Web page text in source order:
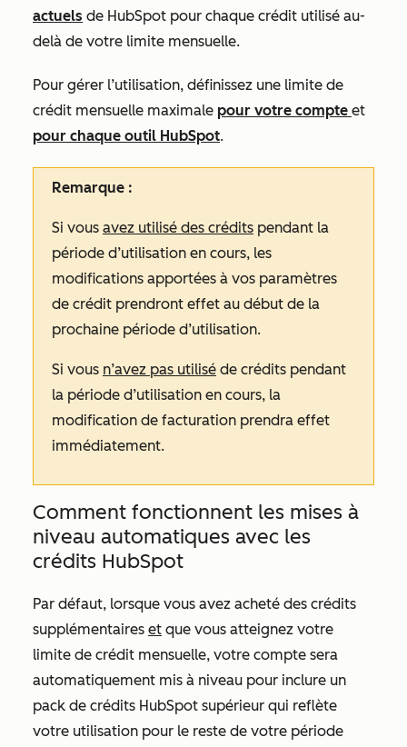
actuels de HubSpot pour chaque crédit utilisé au-
delà de votre limite mensuelle.
Pour gérer l’utilisation, définissez une limite de
crédit mensuelle maximale pour votre compte et
pour chaque outil HubSpot.
Remarque :
Si vous avez utilisé des crédits pendant la
période d’utilisation en cours, les
modifications apportées à vos paramètres
de crédit prendront effet au début de la
prochaine période d’utilisation.
Si vous n’avez pas utilisé de crédits pendant
la période d’utilisation en cours, la
modification de facturation prendra effet
immédiatement.
Comment fonctionnent les mises à
niveau automatiques avec les
crédits HubSpot
Par défaut, lorsque vous avez acheté des crédits
supplémentaires et que vous atteignez votre
limite de crédit mensuelle, votre compte sera
automatiquement mis à niveau pour inclure un
pack de crédits HubSpot supérieur qui reflète
votre utilisation pour le reste de votre période